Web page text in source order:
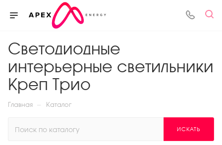
Светодиодные
интерьерные светильники
Креп Трио
Главная — Каталог
ИСКАТЬ